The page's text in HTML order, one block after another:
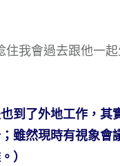
我會過去跟他一
到了外地工作，其
雖然現時有視象會
）